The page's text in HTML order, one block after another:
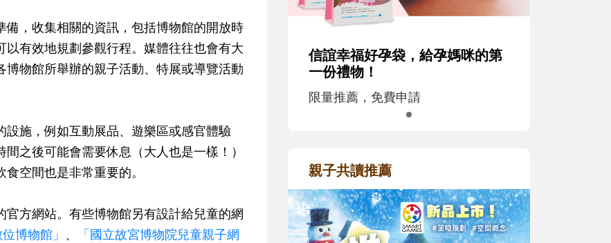
，收集相關的資訊，包括博物館的開放時
有效地規劃參觀行程。媒體往往也會有大
物館所舉辦的親子活動、特展或導覽活動
施，例如互動展品、遊樂區或感官體驗
之後可能會需要休息（大人也是一樣！）
空間也是非常重要的。
方網站。有些博物館另有設計給兒童的網
博物館」 、
「國立故宮博物院兒童親子網
信誼幸福好孕袋，給孕媽咪的第
一份禮物！
限量推薦，免費申請
親子共讀推薦